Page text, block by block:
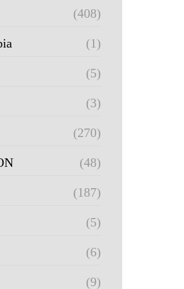
(408)
(1)
(5)
(3)
(270)
(48)
(187)
(5)
(6)
(9)